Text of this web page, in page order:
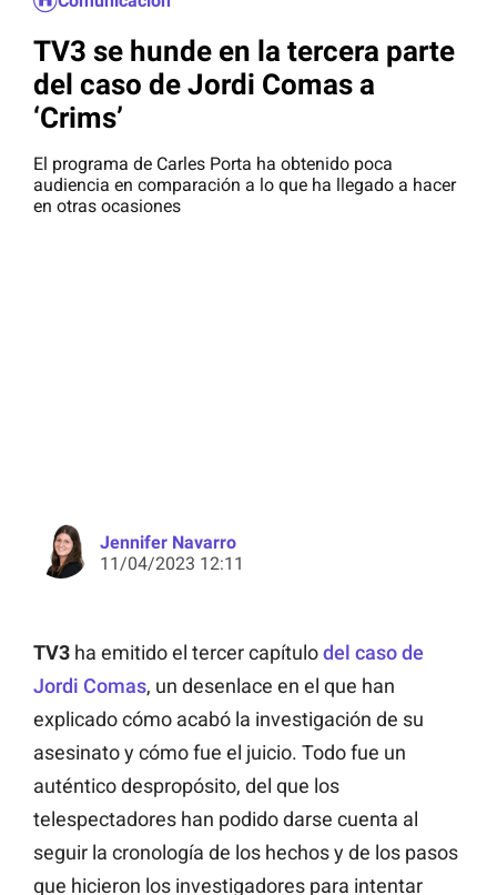
TV3 se hunde en la tercera parte
del caso de Jordi Comas a
‘Crims’
El programa de Carles Porta ha obtenido poca
audiencia en comparación a lo que ha llegado a hacer
en otras ocasiones
Jennifer Navarro
11/04/2023 12:11
TV3 ha emitido el tercer capítulodel caso de
Jordi Comas, un desenlace en el que han
explicado cómo acabó la investigación de su
asesinato y cómo fue el juicio. Todo fue un
auténtico despropósito, del que los
telespectadores han podido darse cuenta al
seguir la cronología de los hechos y de los pasos
que hicieron los investigadores para intentar